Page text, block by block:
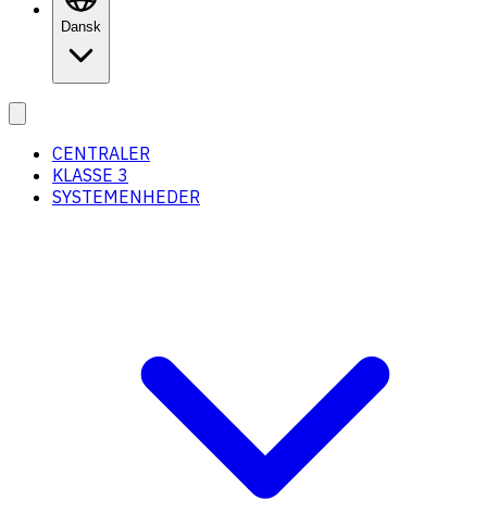
Dansk
CENTRALER
KLASSE 3
SYSTEMENHEDER